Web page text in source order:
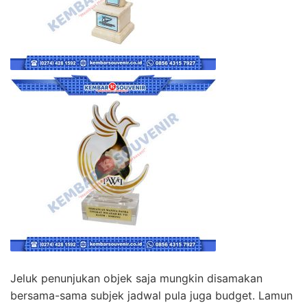
Jeluk penunjukan objek saja mungkin disamakan
bersama-sama subjek jadwal pula juga budget. Lamun